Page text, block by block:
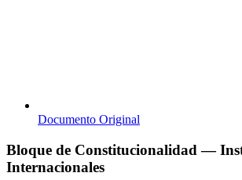
Documento Original
Bloque de Constitucionalidad —
Internacionales